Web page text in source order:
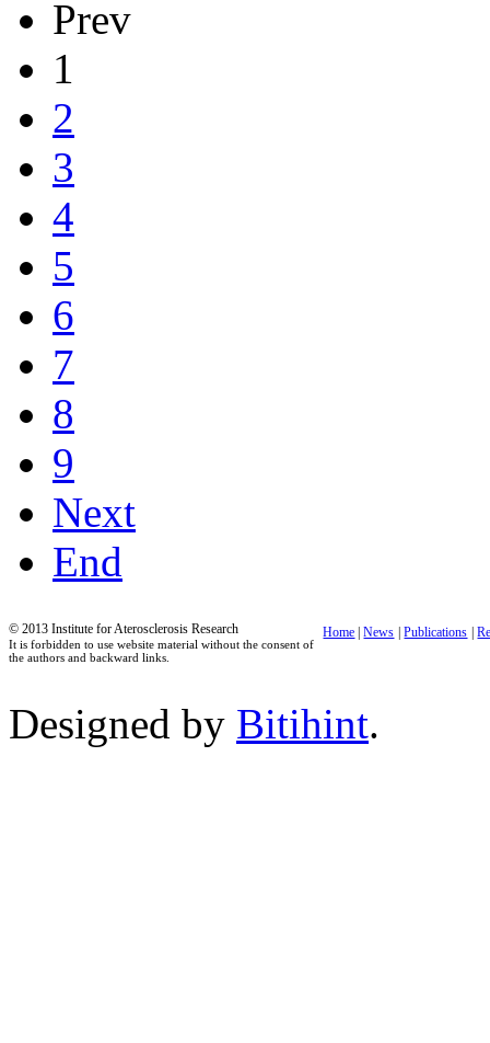
Prev
1
2
3
4
5
6
7
8
9
Next
End
© 2013 Institute for Aterosclerosis Research
It is forbidden to use website material without the consent of
the authors and backward links.
Home |News |Publications |
Designed by Bitihint.